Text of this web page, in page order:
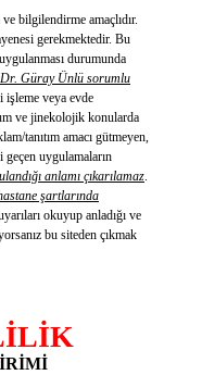
bilgilendirme amaçlıdır.
gerekmektedir. Bu
durumunda
Güray Ünlü sorumlu
işleme veya evde
ve jinekolojik konularda
tanıtım amacı gütmeyen,
uygulamaların
anlamı çıkarılamaz.
şartlarında
okuyup anladığı ve
bu siteden çıkmak